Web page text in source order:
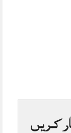
کریں